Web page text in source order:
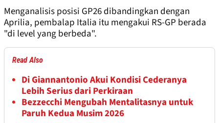
Menganalisis posisi GP26 dibandingkan dengan
Aprilia, pembalap Italia itu mengakui RS-GP berada
"di level yang berbeda".
Read Also
Di Giannantonio Akui Kondisi Cederanya
Lebih Serius dari Perkiraan
Bezzecchi Mengubah Mentalitasnya untuk
Paruh Kedua Musim 2026